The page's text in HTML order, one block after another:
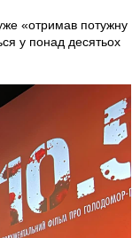
«отримав потужну
у понад десятьох